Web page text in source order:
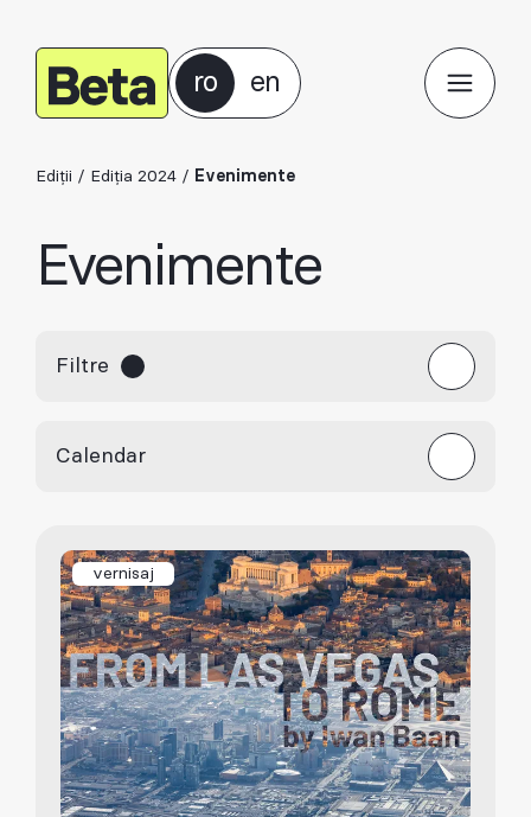
ro en
Ediții / Ediția 2024 / Evenimente
Evenimente
Filtre
Calendar
vernisaj